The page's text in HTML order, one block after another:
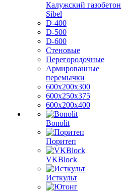
Калужский газобетон
Sibel
D-400
D-500
D-600
Стеновые
Перегородочные
Армированные
перемычки
600х200х300
600х250х375
600х200х400
Bonolit
Поритеп
VKBlock
Исткульт